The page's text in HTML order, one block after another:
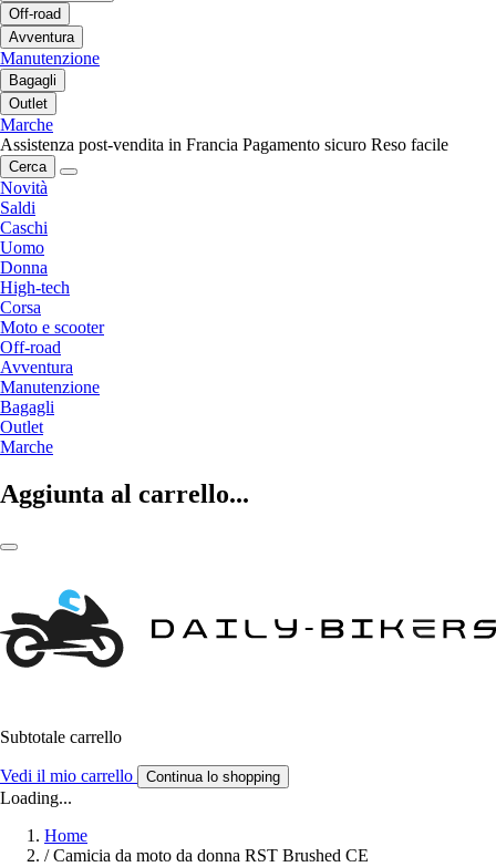
Off-road
Avventura
Manutenzione
Bagagli
Outlet
Marche
Assistenza post-vendita in Francia Pagamento sicuro Reso facile
Cerca
Novità
Saldi
Caschi
Uomo
Donna
High-tech
Corsa
Moto e scooter
Off-road
Avventura
Manutenzione
Bagagli
Outlet
Marche
Aggiunta al carrello...
Subtotale carrello
Vedi il mio carrello Continua lo shopping
Loading...
Home
/ Camicia da moto da donna RST Brushed CE